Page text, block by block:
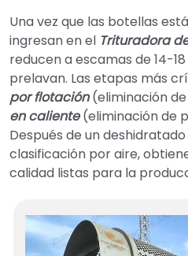
Una vez que las botellas
ingresan en el Trituradora de
reducen a escamas de 14-
prelavan. Las etapas más
por flotación(eliminación
en caliente(eliminación de
Después de un
clasificación por aire,
calidad listas para la